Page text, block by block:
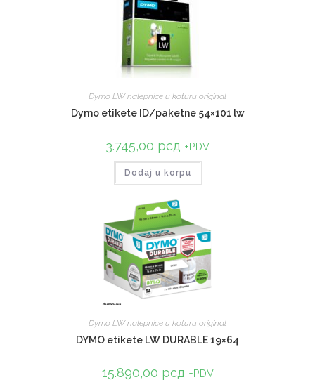
Dymo LW nalepnice u koturu original
Dymo etikete ID/paketne 54×101 lw
3.745,00 рсд +PDV
Dodaj u korpu
Dymo LW nalepnice u koturu original
DYMO etikete LW DURABLE 19×64
15.890,00 рсд +PDV